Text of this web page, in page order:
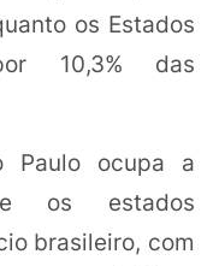
os Estados
10,3% das
Paulo ocupa a
os estados
brasileiro, com